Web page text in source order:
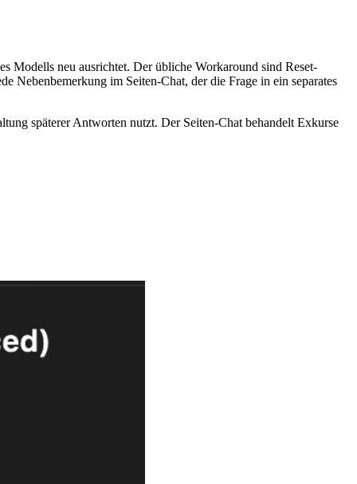
Modells neu ausrichtet. Der übliche Workaround sind Reset-
Nebenbemerkung im Seiten-Chat, der die Frage in ein separates
späterer Antworten nutzt. Der Seiten-Chat behandelt Exkurse